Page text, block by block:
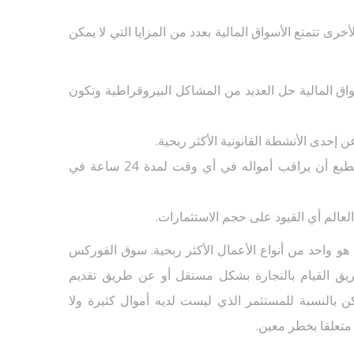
تتمتع الأسواق المالية بعدد من المزايا التي لا يمكن
المالية حل العديد من المشاكل البيروقراطية وتكون
إحدى الأنشطة القانونية الأكثر ربحية.
إمكانية الكون على العلم: إن المستثمر يستطيع أن يراقب أمواله في أي وقت لمدة 24 ساعة في
أي القيود على حجم الاستثمارات.
هو واحد من أنواع الأعمال الأكثر ربحية. سوق الفوركس
القيام بالتجارة بشكل مستقل أو عن طريق تقديم
بالنسبة للمستثمر الذي ليست لديه أموال كثيرة ولا
بخطر معين.